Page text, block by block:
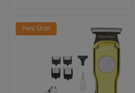
Yeni Ürün